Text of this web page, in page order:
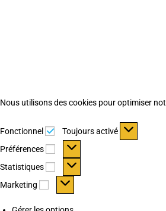
Nous utilisons des cookies pour optimiser
Fonctionnel Fonctionnel
Toujours activé
Préférences
Préférences
Statistiques Statistiques
Marketing Marketing